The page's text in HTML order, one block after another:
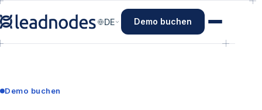
DE Demo buchen
Demo buchen